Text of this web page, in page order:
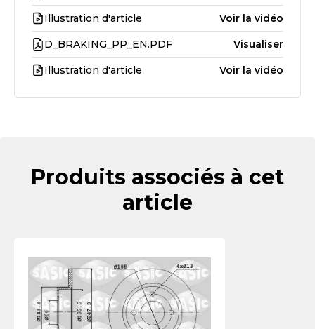
Illustration d'article Voir la vidéo
D_BRAKING_PP_EN.PDF Visualiser
Illustration d'article Voir la vidéo
Produits associés à cet
article